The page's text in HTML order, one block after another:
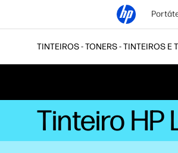
TINTEIROS - TONERS - TINTEIROS E
Tinteiro HP